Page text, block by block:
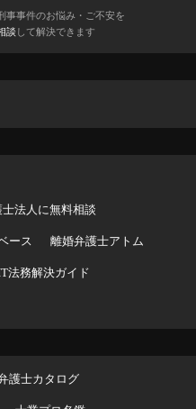
事事件のお悩み・ご不安を
談して解決できます
法人に無料相談
ース 離婚弁護士アトム
法務解決ガイド
護士カタログ